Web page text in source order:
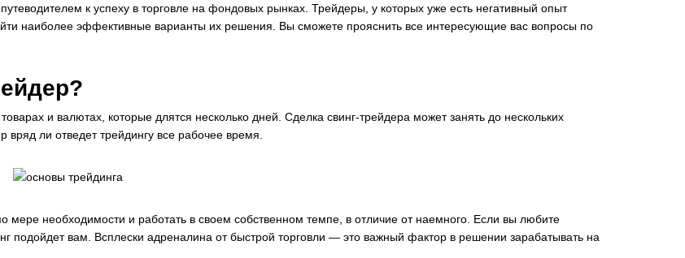
к успеху в торговле на фондовых рынках. Трейдеры, у которых уже есть негативный опыт
наиболее эффективные варианты их решения. Вы сможете прояснить все интересующие вас вопросы по
и валютах, которые длятся несколько дней. Сделка свинг-трейдера может занять до нескольких
ли отведет трейдингу все рабочее время.
мере необходимости и работать в своем собственном темпе, в отличие от наемного. Если вы любите
подойдет вам. Всплески адреналина от быстрой торговли — это важный фактор в решении зарабатывать на